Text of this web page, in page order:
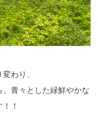
わり、
青々とした緑鮮やかな
！